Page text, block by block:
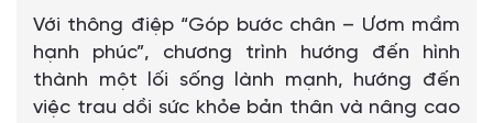
Với thông điệp “Góp bước chân – Ươm mầm
hạnh phúc”, chương trình hướng đến hình
thành một lối sống lành mạnh, hướng đến
việc trau dồi sức khỏe bản thân và nâng cao